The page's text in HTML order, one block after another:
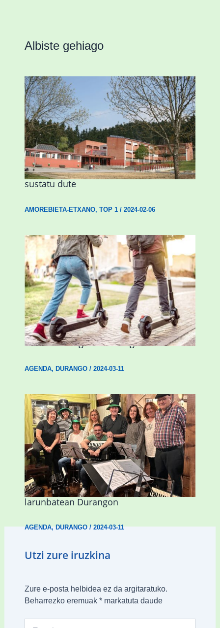
Albiste gehiago
Amorebietak eta Eusko Jaurlaritzak
Urritxen institutu berri bat eraikitzea
sustatu dute
AMOREBIETA-ETXANO, TOP 1/ 2024-02-06
Ostegun honetan “Oinezko
Nagusientzako Bide Segurtasuna”
hitzaldia izango da Durangon
AGENDA, DURANGO/ 2024-03-11
Herri Maite akordeoi taldeak S. Patrick
Irlandako patroia ospatuko du
larunbatean Durangon
AGENDA,DURANGO/2024-03-11
Utzi zure iruzkina
Zure e-posta helbidea ez da argitaratuko.
Beharrezko eremuak *markatuta daude